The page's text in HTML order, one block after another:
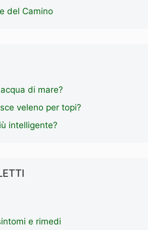
del Camino
di mare?
veleno per topi?
intelligente?
e rimedi